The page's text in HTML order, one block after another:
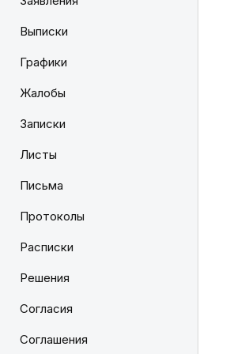
Выписки
Графики
Жалобы
Записки
Листы
Письма
Протоколы
Расписки
Решения
Согласия
Соглашения